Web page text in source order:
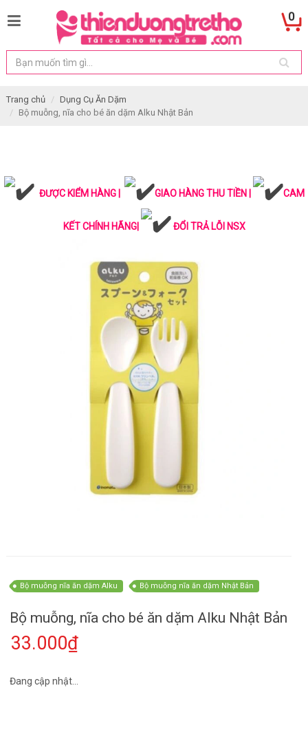
0
Trang chủ
Dụng Cụ Ăn Dặm
Bộ muỗng, nĩa cho bé ăn dặm Alku Nhật Bản
ĐƯỢC KIỂM HÀNG | GIAO HÀNG THU TIỀN | CAM
KẾT CHÍNH HÃNG| ĐỔI TRẢ LỖI NSX
Bộ muỗng nĩa ăn dặm Alku Bộ muỗng nĩa ăn dặm Nhật Bản
Bộ muỗng, nĩa cho bé ăn dặm Alku Nhật Bản
33.000₫
Đang cập nhật...